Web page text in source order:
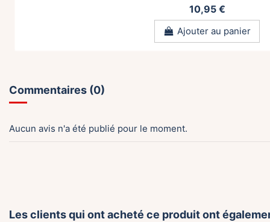
10,95 €
Ajouter au panier
Commentaires (0)
Aucun avis n'a été publié pour le moment.
Les clients qui ont acheté ce produit ont